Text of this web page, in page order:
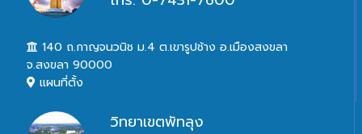
140 ถ.กาญจนวนิช ม.4 ต.เขารูปช้าง อ.เมืองสงขลา
จ.สงขลา 90000
แผนที่ตั้ง
วิทยาเขตพัทลุง